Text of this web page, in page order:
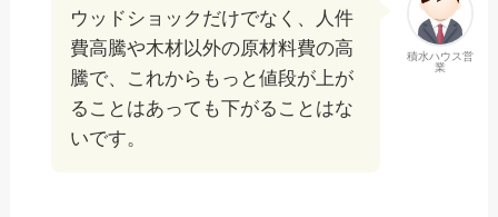
積水ハウス営
業
ウッドショックだけでなく、人件
費高騰や木材以外の原材料費の高
騰で、これからもっと値段が上が
ることはあっても下がることはな
いです。